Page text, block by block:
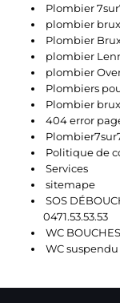
Plombier
plombier
Plombier
plombier
plombier
Plombiers
Plombier
404 error
Politique de
Services
sitemape
SOS
0471.53.53.53
WC
WC